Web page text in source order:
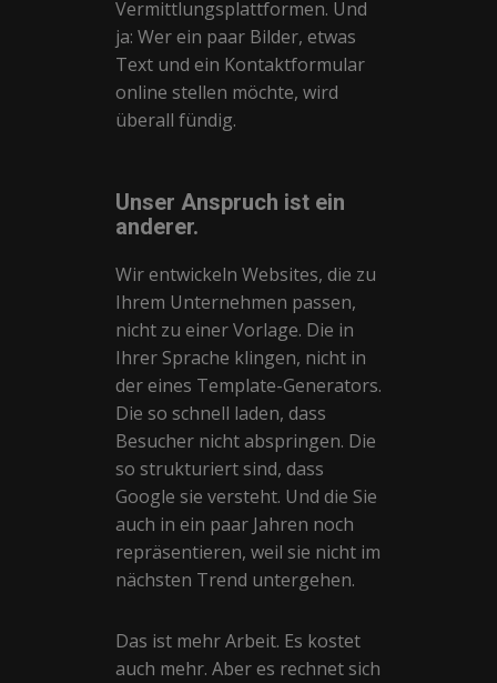
Vermittlungsplattformen. Und
ja: Wer ein paar Bilder, etwas
Text und ein Kontaktformular
online stellen möchte, wird
überall fündig.
Unser Anspruch ist ein
anderer.
Wir entwickeln Websites, die zu
Ihrem Unternehmen passen,
nicht zu einer Vorlage. Die in
Ihrer Sprache klingen, nicht in
der eines Template-Generators.
Die so schnell laden, dass
Besucher nicht abspringen. Die
so strukturiert sind, dass
Google sie versteht. Und die Sie
auch in ein paar Jahren noch
repräsentieren, weil sie nicht im
nächsten Trend untergehen.
Das ist mehr Arbeit. Es kostet
auch mehr. Aber es rechnet sich